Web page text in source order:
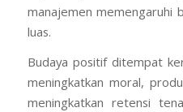
manajemen memengaruhi
luas.
Budaya positif ditempat
meningkatkan moral,
meningkatkan retensi